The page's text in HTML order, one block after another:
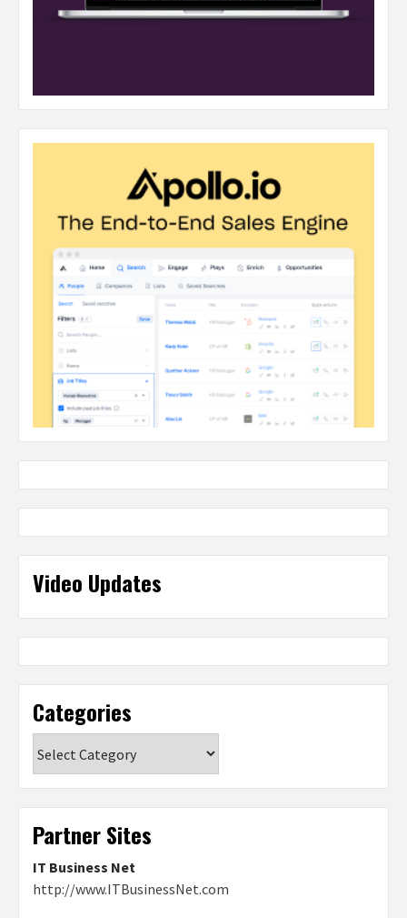
Video Updates
Categories
Partner Sites
IT Business Net
http://www.ITBusinessNet.com